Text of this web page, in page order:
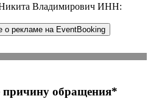
Владимирович ИНН:
о рекламе на EventBooking
причину обращения*